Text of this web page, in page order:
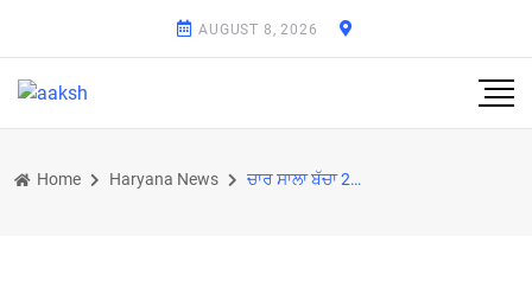
AUGUST 8, 2026
Home Haryana News ਚਾਰ ਸਾਲਾ ਬੱਚਾ 220 ਫੁੱਟ ਡੂੰਘੇ ਬੋਰਵੈਲ ਵਿਚ ਡਿੱਗਿਆ